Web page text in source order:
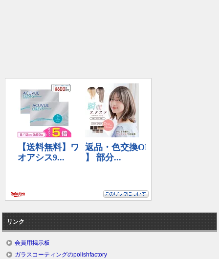
リンク
会員用掲示板
ガラスコーティングのpolishfactory